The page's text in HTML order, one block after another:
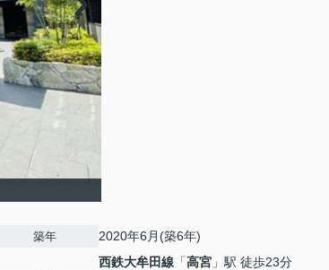
築年 2020年6月(築6年)
西鉄大牟田線 「高宮 」駅 徒歩23分